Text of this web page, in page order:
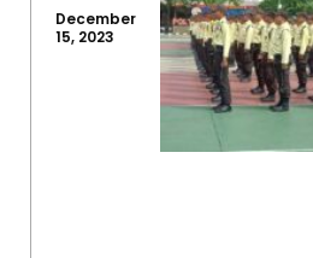
December
15, 2023